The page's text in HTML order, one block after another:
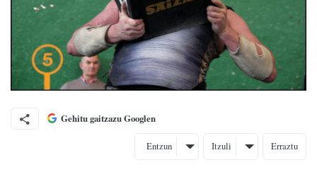
Gehitu gaitzazu Googlen
Entzun Itzuli Erraztu